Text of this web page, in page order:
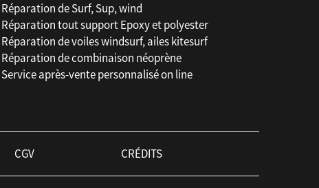
Réparation de Surf, Sup, wind
Réparation tout support Epoxy et polyester
Réparation de voiles windsurf, ailes kitesurf
Réparation de combinaison néoprène
Service après-vente personnalisé on line
CGV CRÉDITS